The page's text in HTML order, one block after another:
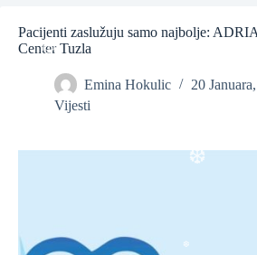
Pacijenti zaslužuju samo najbolje:
Center Tuzla
Emina Hokulic
20
Vijesti
❆